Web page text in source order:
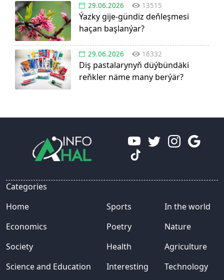
29.06.2026 13515
Ýazky gije-gündiz deňleşmesi
haçan başlanýar?
29.06.2026 16332
Diş pastalarynyň düýbündäki
reňkler näme many berýär?
Categories
Home
Economics
Society
Science and Education
Sports
Poetry
Health
Interesting
In the world
Nature
Agriculture
Technology